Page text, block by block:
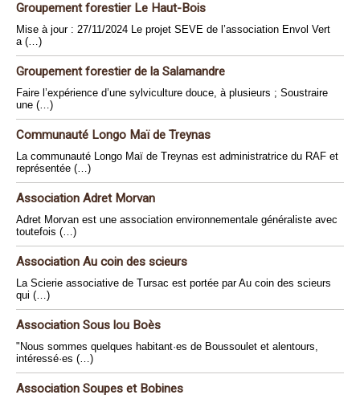
Groupement forestier Le Haut-Bois
Mise à jour : 27/11/2024 Le projet SEVE de l’association Envol Vert
a (…)
Groupement forestier de la Salamandre
Faire l’expérience d’une sylviculture douce, à plusieurs ; Soustraire
une (…)
Communauté Longo Maï de Treynas
La communauté Longo Maï de Treynas est administratrice du RAF et
représentée (…)
Association Adret Morvan
Adret Morvan est une association environnementale généraliste avec
toutefois (…)
Association Au coin des scieurs
La Scierie associative de Tursac est portée par Au coin des scieurs
qui (…)
Association Sous lou Boès
"Nous sommes quelques habitant·es de Boussoulet et alentours,
intéressé·es (…)
Association Soupes et Bobines